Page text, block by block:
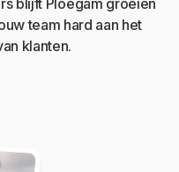
blijft Ploegam groeien
team hard aan het
klanten.